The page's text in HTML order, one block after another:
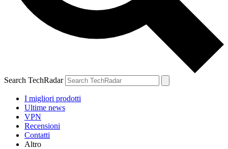
Search TechRadar
I migliori prodotti
Ultime news
VPN
Recensioni
Contatti
Altro